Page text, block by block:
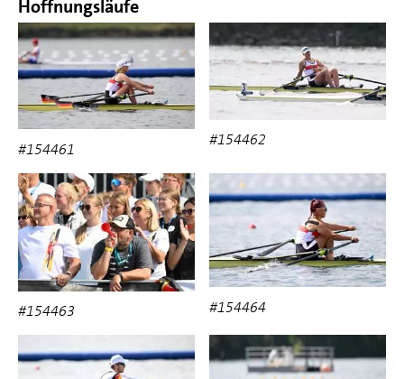
Hoffnungsläufe
#154461 #154462
#154463 #154464